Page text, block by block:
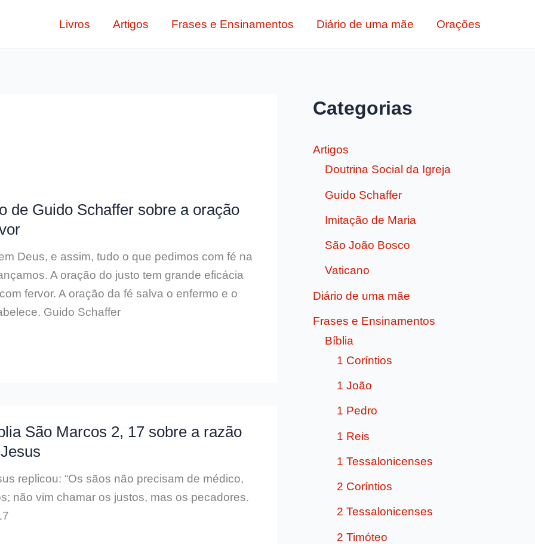
Livros Artigos Frases e Ensinamentos Diário de uma mãe Orações
de Guido Schaffer sobre a oração
Deus, e assim, tudo o que pedimos com fé na
A oração do justo tem grande eficácia
fervor. A oração da fé salva o enfermo e o
Guido Schaffer
São Marcos 2, 17 sobre a razão
replicou: “Os sãos não precisam de médico,
não vim chamar os justos, mas os pecadores.
Categorias
Artigos
Doutrina Social da Igreja
Guido Schaffer
Imitação de Maria
São João Bosco
Vaticano
Diário de uma mãe
Frases e Ensinamentos
Bíblia
1 Coríntios
1 João
1 Pedro
1 Reis
1 Tessalonicenses
2 Coríntios
2 Tessalonicenses
2 Timóteo